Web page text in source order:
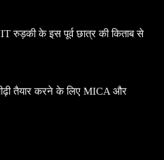
IIT रुड़की के इस पूर्व छात्र की किताब से
तैयार करने के लिए MICA और